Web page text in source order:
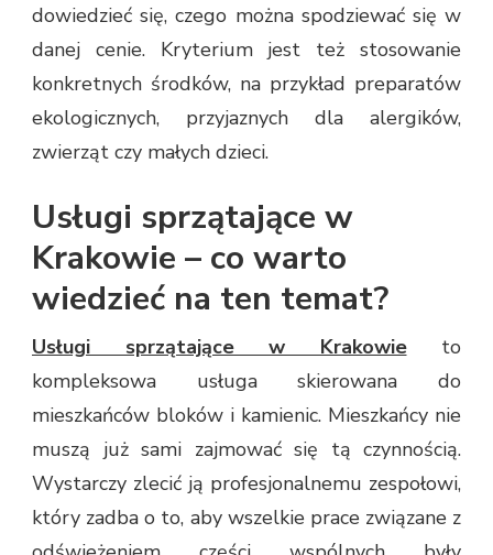
dowiedzieć się, czego można spodziewać się w
danej cenie. Kryterium jest też stosowanie
konkretnych środków, na przykład preparatów
ekologicznych, przyjaznych dla alergików,
zwierząt czy małych dzieci.
Usługi sprzątające w
Krakowie – co warto
wiedzieć na ten temat?
Usługi sprzątające w Krakowieto
kompleksowa usługa skierowana do
mieszkańców bloków i kamienic. Mieszkańcy nie
muszą już sami zajmować się tą czynnością.
Wystarczy zlecić ją profesjonalnemu zespołowi,
który zadba o to, aby wszelkie prace związane z